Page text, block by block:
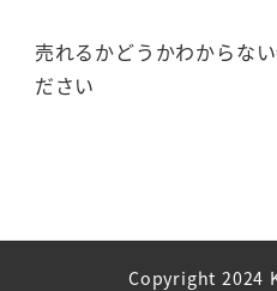
売れるかどうかわからな
ださい
Copyright 2024